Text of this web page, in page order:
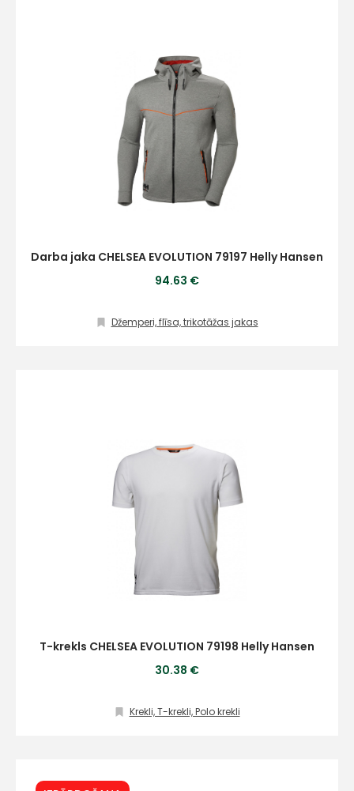
Darba jaka CHELSEA EVOLUTION 79197 Helly Hansen
94.63 €
Džemperi, flīsa, trikotāžas jakas
T-krekls CHELSEA EVOLUTION 79198 Helly Hansen
30.38 €
Krekli, T-krekli, Polo krekli